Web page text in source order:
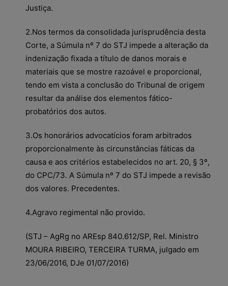
Justiça.
2.Nos termos da consolidada jurisprudência desta
Corte, a Súmula nº 7 do STJ impede a alteração da
indenização fixada a título de danos morais e
materiais que se mostre razoável e proporcional,
tendo em vista a conclusão do Tribunal de origem
resultar da análise dos elementos fático-
probatórios dos autos.
3.Os honorários advocatícios foram arbitrados
proporcionalmente às circunstâncias fáticas da
causa e aos critérios estabelecidos no art. 20, § 3º,
do CPC/73. A Súmula nº 7 do STJ impede a revisão
dos valores. Precedentes.
4.Agravo regimental não provido.
(STJ – AgRg no AREsp 840.612/SP, Rel. Ministro
MOURA RIBEIRO, TERCEIRA TURMA, julgado em
23/06/2016, DJe 01/07/2016)